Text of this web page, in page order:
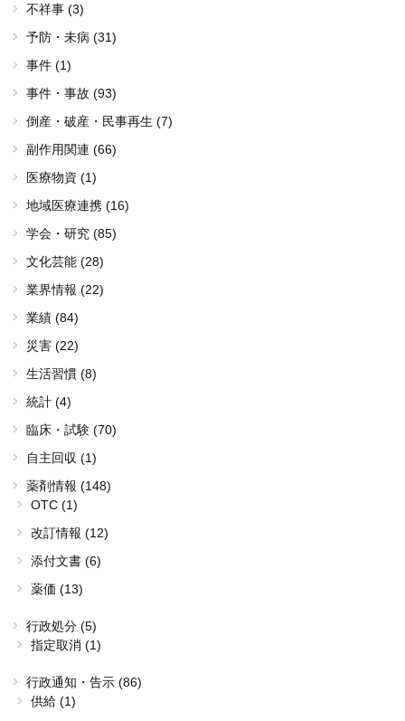
不祥事 (3)
予防・未病 (31)
事件 (1)
事件・事故 (93)
倒産・破産・民事再生 (7)
副作用関連 (66)
医療物資 (1)
地域医療連携 (16)
学会・研究 (85)
文化芸能 (28)
業界情報 (22)
業績 (84)
災害 (22)
生活習慣 (8)
統計 (4)
臨床・試験 (70)
自主回収 (1)
薬剤情報 (148)
OTC (1)
改訂情報 (12)
添付文書 (6)
薬価 (13)
行政処分 (5)
指定取消 (1)
行政通知・告示 (86)
供給 (1)